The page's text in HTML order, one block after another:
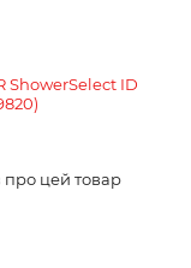
ShowerSelect ID
про цей товар